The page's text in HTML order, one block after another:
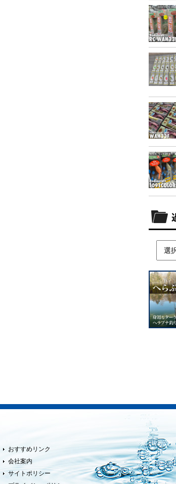
おすすめリンク
会社案内
サイトポリシー